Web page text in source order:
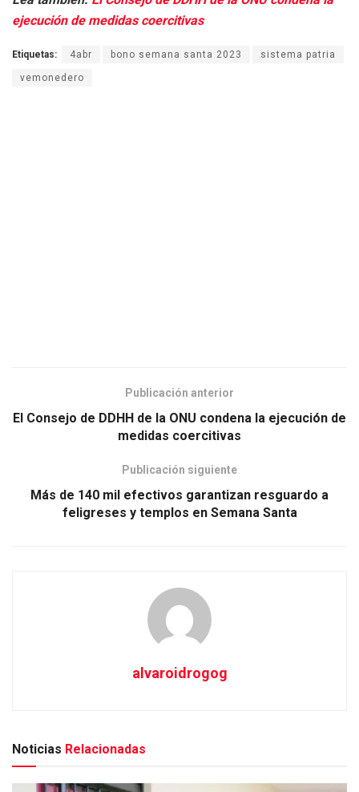
ejecución de medidas coercitivas
Etiquetas: 4abr bono semana santa 2023 sistema patria
vemonedero
Publicación anterior
El Consejo de DDHH de la ONU condena la ejecución de
medidas coercitivas
Publicación siguiente
Más de 140 mil efectivos garantizan resguardo a
feligreses y templos en Semana Santa
alvaroidrogog
Noticias Relacionadas